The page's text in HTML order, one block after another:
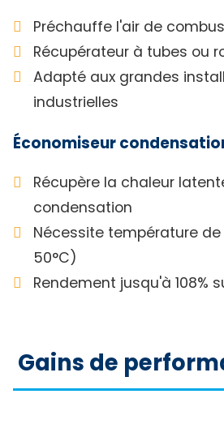
Préchauffe l'air de
Récupérateur à tubes ou
Adapté aux grandes
industrielles
Économiseur
Récupère la chaleur
condensation
Nécessite température
50°C)
Rendement jusqu'à 108%
Gains de